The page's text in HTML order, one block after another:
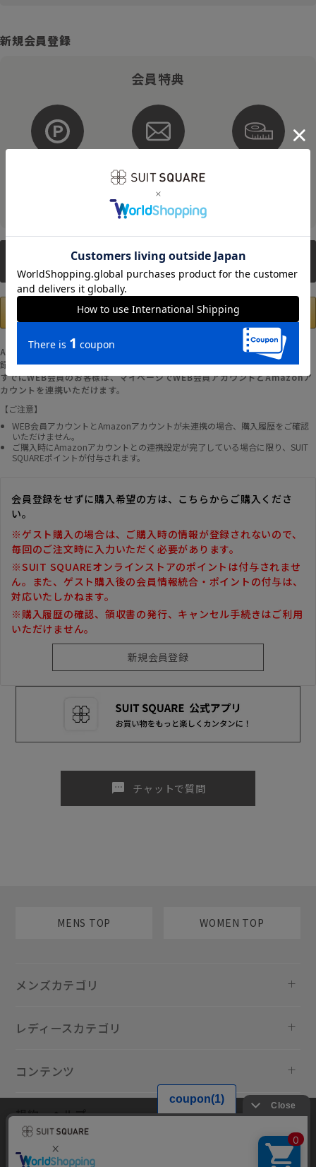
新規会員登録
会員特典
メルマガ配信
そのほかにもさまざまなキャンペーンを予定しています。
新規会員登録
Amazonアカウントの登録情報を使用して、お支払いおよび新規WEB会員登
録が可能です。
すでにWEB会員のお客様は、マイページでWEB会員アカウントとAmazonア
カウントを連携いただけます。
【ご注意】
WEB会員アカウントとAmazonアカウントが未連携の場合、購入履歴をご確認
いただけません。
ご購入時にAmazonアカウントとの連携設定が完了している場合に限り、SUIT
SQUAREポイントが付与されます。
会員登録をせずに購入希望の方は、こちらからご購入くださ
い。
※ゲスト購入の場合は、ご購入時の情報が登録されないので、
毎回のご注文時に入力いただく必要があります。
※SUIT SQUAREオンラインストアのポイントは付与されませ
ん。また、ゲスト購入後の会員情報統合・ポイントの付与は、
対応いたしかねます。
※購入履歴の確認、領収書の発行、キャンセル手続きはご利用
いただけません。
sms チャットで質問
MENS TOP WOMEN TOP
メンズカテゴリ
レディースカテゴリ
コンテンツ
規約・ヘルプ
当サイトでは利用体験の向上およびコンテンツの最適な提供、トラフィ
ックの分析を目的としてCookieを使用しています。サイトの閲覧を継続